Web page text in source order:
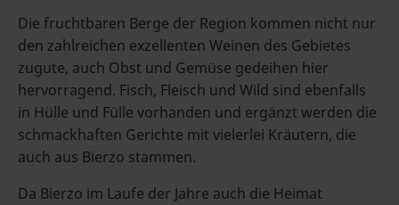
Die fruchtbaren Berge der Region kommen nicht nur
den zahlreichen exzellenten Weinen des Gebietes
zugute, auch Obst und Gemüse gedeihen hier
hervorragend. Fisch, Fleisch und Wild sind ebenfalls
in Hülle und Fülle vorhanden und ergänzt werden die
schmackhaften Gerichte mit vielerlei Kräutern, die
auch aus Bierzo stammen.
Da Bierzo im Laufe der Jahre auch die Heimat